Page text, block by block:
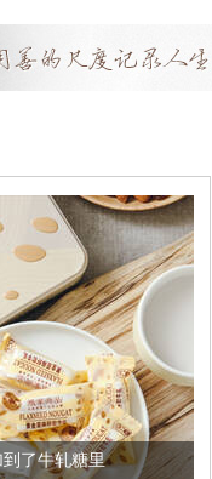
被列入佛家七